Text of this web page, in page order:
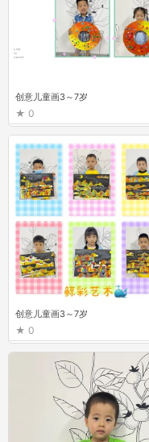
创意儿童画3～7岁
0
创意儿童画3～7岁
0